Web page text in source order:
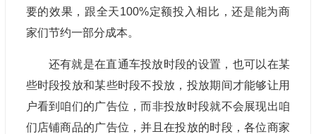
要的效果，跟全天100%定额投入相比，还是能为商
家们节约一部分成本。
还有就是在直通车投放时段的设置，也可以在某
些时段投放和某些时段不投放，投放期间才能够让用
户看到咱们的广告位，而非投放时段就不会展现出咱
们店铺商品的广告位，并且在投放的时段，各位商家